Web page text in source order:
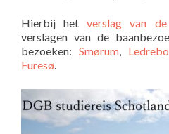
Hierbij hetverslag van
verslagen van de
bezoeken: Smørum,
Furesø.